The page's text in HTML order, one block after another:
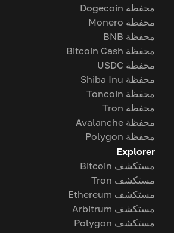
محفظة Dogecoin
محفظة Monero
محفظة BNB
محفظة Bitcoin Cash
محفظة USDC
محفظة Shiba Inu
محفظة Toncoin
محفظة Tron
محفظة Avalanche
محفظة Polygon
Explorer
مستكشف Bitcoin
مستكشف Tron
مستكشف Ethereum
مستكشف Arbitrum
مستكشف Polygon